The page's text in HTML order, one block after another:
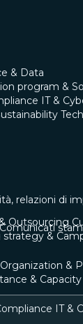
& Data
program &
IT &
relazioni di
Comunicati
Outsourcing
strategy &
Organization &
&
IT &